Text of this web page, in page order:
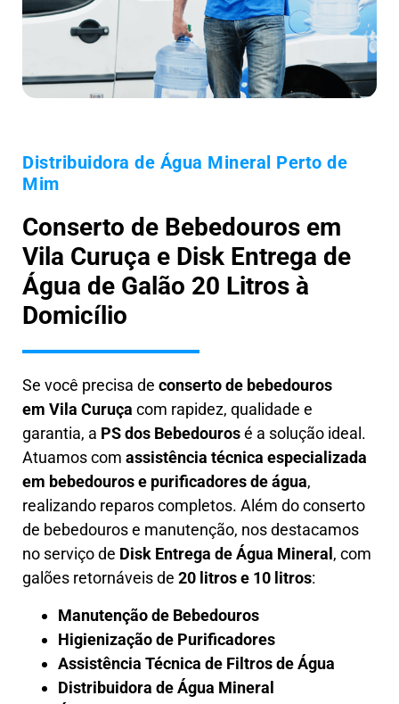
Distribuidora de Água Mineral Perto de
Mim
Conserto de Bebedouros em
Vila Curuça e Disk Entrega de
Água de Galão 20 Litros à
Domicílio
Se você precisa de conserto de bebedouros
em Vila Curuça com rapidez, qualidade e
garantia, a PS dos Bebedourosé a solução ideal.
Atuamos com assistência técnica especializada
em bebedouros e purificadores de água,
realizando reparos completos. Além do conserto
de bebedouros e manutenção, nos destacamos
no serviço de Disk Entrega de Água Mineral , com
galões retornáveis de 20 litros e 10 litros:
Manutenção de Bebedouros
Higienização de Purificadores
Assistência Técnica de Filtros de Água
Distribuidora de Água Mineral